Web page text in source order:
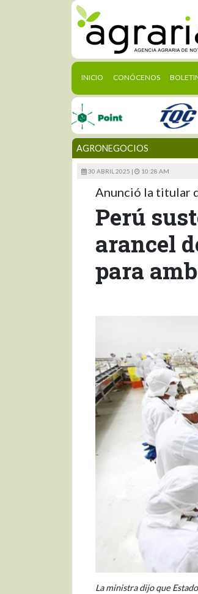
INICIO (CURRENT)
CONÓCENOS
AGRONEGOCIOS
30 ABRIL 2025 | 10:28 AM
Anunció la titular
Perú
arancel
para
La ministra dijo que